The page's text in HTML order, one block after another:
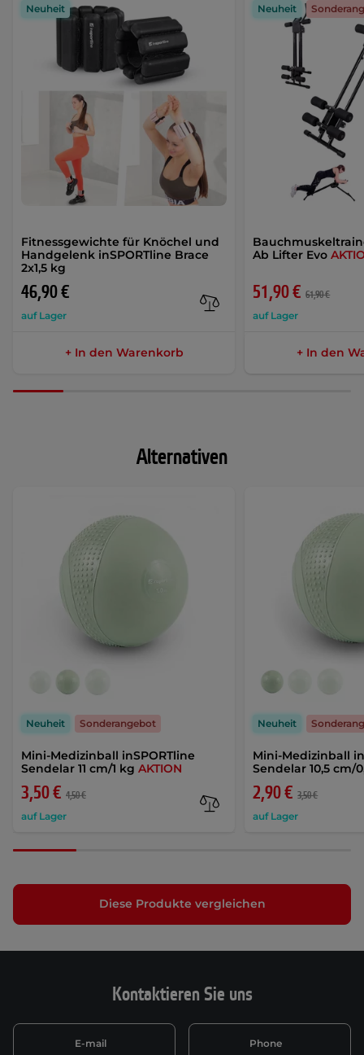
Fitnessgewichte für Knöchel und
Handgelenk inSPORTline Brace
2x1,5 kg
46,90 €
auf Lager
Neuheit
+ In den Warenkorb
Ab Lifter Evo
51,90 € 61,90 €
auf Lager
Neuheit
+ In den
Alternativen
Mini-Medizinball inSPORTline
Sendelar 11 cm/1 kg AKTION
3,50 € 4,50 €
auf Lager
Neuheit Sonderangebot
Mini-Medizinball
Sendelar 10,5 cm/
2,90 € 3,50 €
auf Lager
Neuheit
Diese Produkte vergleichen
Kontaktieren Sie uns
E-mail Phone